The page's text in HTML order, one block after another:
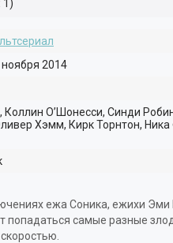
1)
ноября 2014
О’Шонесси, Синди
Хэмм, Кирк Торнтон,
ежа Соника, ежихи Эми
попадаться самые разные